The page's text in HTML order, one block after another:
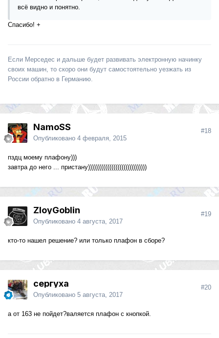
всё видно и понятно.
Спасибо! +
Если Мерседес и дальше будет развивать электронную начинку
своих машин, то скоро они будут самостоятельно уезжать из
России обратно в Германию.
NamoSS
Опубликовано 4 февраля, 2015
#18
пздц моему плафону)))
завтра до него ... пристану))))))))))))))))))))))))))))))
ZloyGoblin
Опубликовано 4 августа, 2017
#19
кто-то нашел решение? или только плафон в сборе?
сергуха
Опубликовано 5 августа, 2017
#20
а от 163 не пойдет?валяется плафон с кнопкой.